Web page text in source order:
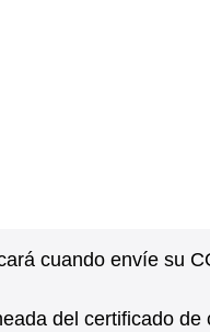
cuando envíe su
del certificado de